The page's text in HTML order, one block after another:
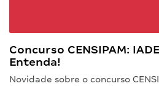
Concurso CENSIPAM:
Entenda!
Novidade sobre o concurso